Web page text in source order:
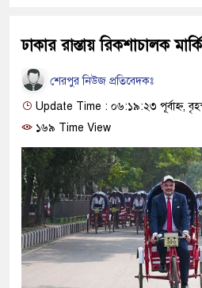
ঢাকার রাস্তায় রিকশাচালক
শেরপুর নিউজ প্রতিবেদকঃ
Update Time : ০৬:১৯:২৩ পূর্বাহ্ন,
১৬৯ Time View